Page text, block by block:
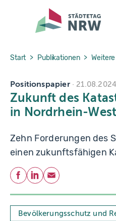
Skip to main navigation
Skip to main content
Skip to page footer
You are here:
Start Publikationen
Positionspapier 21.08.2024
Zukunft des
in Nordrhein-
Zehn Forderungen des
einen zukunftsfähigen
Teilen
Facebook
LinkedIn
E-Mail
Bevölkerungsschutz und